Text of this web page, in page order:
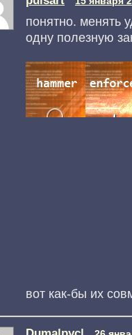
понятно. менять
одну полезную
вот как-бы их